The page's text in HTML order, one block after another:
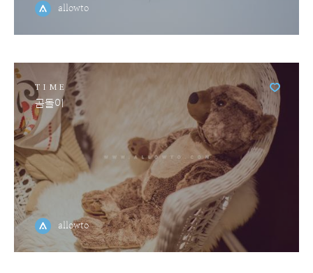
allowto
TIME
곰돌이
allowto